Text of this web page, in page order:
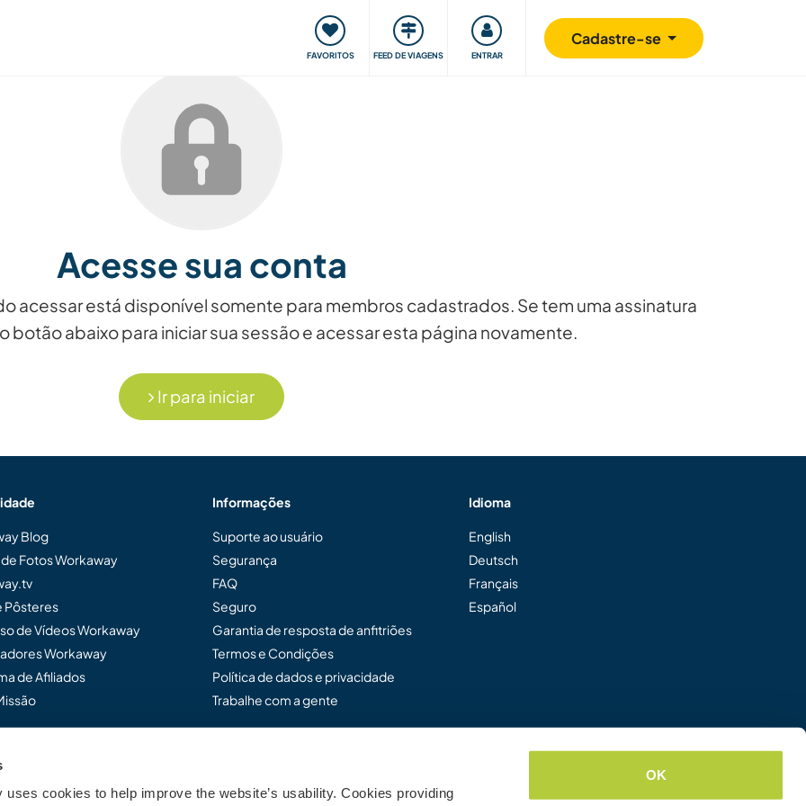
cookies to help improve the website’s usability. Cookies providing
OK
FAVORITOS FEED DE VIAGENS ENTRAR
Cadastre-se
Viaje e aprenda Comunidade Retribuindo Segurança
Acesse sua conta
acessar está disponível somente para membros cadastrados. Se tem uma assinatura
botão abaixo para iniciar sua sessão e acessar esta página novamente.
Ir para iniciar
Blog
Fotos Workaway
Pôsteres
de Vídeos Workaway
Workaway
de Afiliados
Informações
Suporte ao usuário
Segurança
FAQ
Seguro
Garantia de resposta de anfitriões
Termos e Condições
Política de dados e privacidade
Trabalhe com a gente
Idioma
English
Deutsch
Français
Español
Workaway...